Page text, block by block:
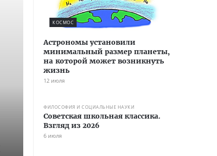
КОСМОС
Астрономы установили
минимальный размер планеты,
на которой может возникнуть
жизнь
12 июля
ФИЛОСОФИЯ И СОЦИАЛЬНЫЕ НАУКИ
Советская школьная классика.
Взгляд из 2026
6 июля